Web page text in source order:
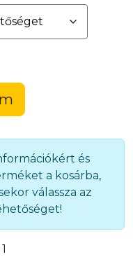
és
a kosárba,
válassza az
1